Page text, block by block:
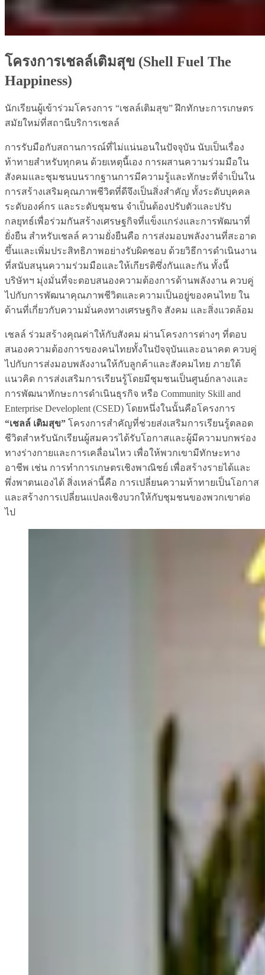
โครงการเชลล์เติมสุข (Shell Fuel The
Happiness)
นักเรียนผู้เข้าร่วมโครงการ “เชลล์เติมสุข” ฝึกทักษะการเกษตร
สมัยใหม่ที่สถานีบริการเชลล์
การรับมือกับสถานการณ์ที่ไม่แน่นอนในปัจจุบัน นับเป็นเรื่อง
ท้าทายสำหรับทุกคน ด้วยเหตุนี้เอง การผสานความร่วมมือใน
สังคมและชุมชนบนรากฐานการมีความรู้และทักษะที่จำเป็นใน
การสร้างเสริมคุณภาพชีวิตที่ดีจึงเป็นสิ่งสำคัญ ทั้งระดับบุคคล
ระดับองค์กร และระดับชุมชน จำเป็นต้องปรับตัวและปรับ
กลยุทธ์เพื่อร่วมกันสร้างเศรษฐกิจที่แข็งแกร่งและการพัฒนาที่
ยั่งยืน สำหรับเชลล์ ความยั่งยืนคือ การส่งมอบพลังงานที่สะอาด
ขึ้นและเพิ่มประสิทธิภาพอย่างรับผิดชอบ ด้วยวิธีการดำเนินงาน
ที่สนับสนุนความร่วมมือและให้เกียรติซึ่งกันและกัน ทั้งนี้
บริษัทฯ มุ่งมั่นที่จะตอบสนองความต้องการด้านพลังงาน ควบคู่
ไปกับการพัฒนาคุณภาพชีวิตและความเป็นอยู่ของคนไทย ใน
ด้านที่เกี่ยวกับความมั่นคงทางเศรษฐกิจ สังคม และสิ่งแวดล้อม
เชลล์ ร่วมสร้างคุณค่าให้กับสังคม ผ่านโครงการต่างๆ ที่ตอบ
สนองความต้องการของคนไทยทั้งในปัจจุบันและอนาคต ควบคู่
ไปกับการส่งมอบพลังงานให้กับลูกค้าและสังคมไทย ภายใต้
แนวคิด การส่งเสริมการเรียนรู้โดยมีชุมชนเป็นศูนย์กลางและ
การพัฒนาทักษะการดำเนินธุรกิจ หรือ Community Skill and
Enterprise Developlent (CSED) โดยหนึ่งในนั้นคือโครงการ
“เชลล์ เติมสุข” โครงการสำคัญที่ช่วยส่งเสริมการเรียนรู้ตลอด
ชีวิตสำหรับนักเรียนผู้สมควรได้รับโอกาสและผู้มีความบกพร่อง
ทางร่างกายและการเคลื่อนไหว เพื่อให้พวกเขามีทักษะทาง
อาชีพ เช่น การทำการเกษตรเชิงพาณิชย์ เพื่อสร้างรายได้และ
พึ่งพาตนเองได้ สิ่งเหล่านี้คือ การเปลี่ยนความท้าทายเป็นโอกาส
และสร้างการเปลี่ยนแปลงเชิงบวกให้กับชุมชนของพวกเขาต่อ
ไป